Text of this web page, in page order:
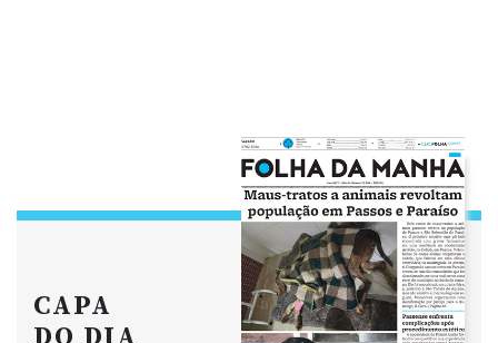
CAPA